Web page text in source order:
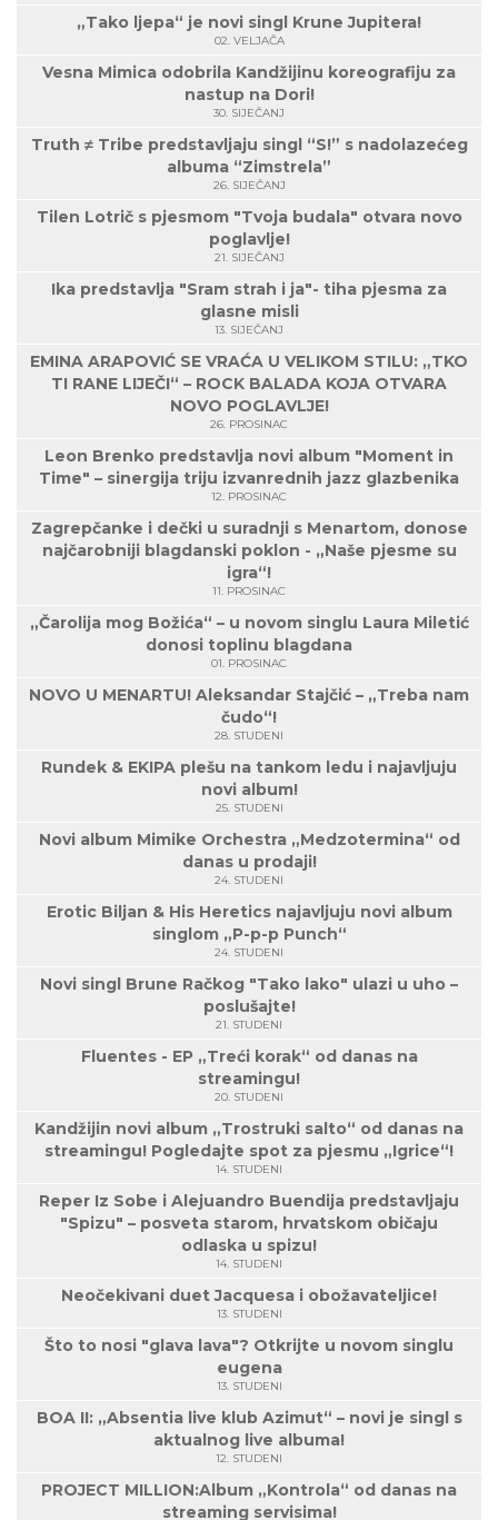
„Tako ljepa“ je novi singl Krune Jupitera!
02. VELJAČA
Vesna Mimica odobrila Kandžijinu koreografiju za
nastup na Dori!
30. SIJEČANJ
Truth ≠ Tribe predstavljaju singl “S!” s nadolazećeg
albuma “Zimstrela”
26. SIJEČANJ
Tilen Lotrič s pjesmom "Tvoja budala" otvara novo
poglavlje!
21. SIJEČANJ
Ika predstavlja "Sram strah i ja"- tiha pjesma za
glasne misli
13. SIJEČANJ
EMINA ARAPOVIĆ SE VRAĆA U VELIKOM STILU: „TKO
TI RANE LIJEČI“ – ROCK BALADA KOJA OTVARA
NOVO POGLAVLJE!
26. PROSINAC
Leon Brenko predstavlja novi album "Moment in
Time" – sinergija triju izvanrednih jazz glazbenika
12. PROSINAC
Zagrepčanke i dečki u suradnji s Menartom, donose
najčarobniji blagdanski poklon - „Naše pjesme su
igra“!
11. PROSINAC
„Čarolija mog Božića“ – u novom singlu Laura Miletić
donosi toplinu blagdana
01. PROSINAC
NOVO U MENARTU! Aleksandar Stajčić – „Treba nam
čudo“!
28. STUDENI
Rundek & EKIPA plešu na tankom ledu i najavljuju
novi album!
25. STUDENI
Novi album Mimike Orchestra „Medzotermina“ od
danas u prodaji!
24. STUDENI
Erotic Biljan & His Heretics najavljuju novi album
singlom „P-p-p Punch“
24. STUDENI
Novi singl Brune Račkog "Tako lako" ulazi u uho –
poslušajte!
21. STUDENI
Fluentes - EP „Treći korak“ od danas na
streamingu!
20. STUDENI
Kandžijin novi album „Trostruki salto“ od danas na
streamingu! Pogledajte spot za pjesmu „Igrice“!
14. STUDENI
Reper Iz Sobe i Alejuandro Buendija predstavljaju
"Spizu" – posveta starom, hrvatskom običaju
odlaska u spizu!
14. STUDENI
Neočekivani duet Jacquesa i obožavateljice!
13. STUDENI
Što to nosi "glava lava"? Otkrijte u novom singlu
eugena
13. STUDENI
BOA II: „Absentia live klub Azimut“ – novi je singl s
aktualnog live albuma!
12. STUDENI
PROJECT MILLION:Album „Kontrola“ od danas na
streaming servisima!